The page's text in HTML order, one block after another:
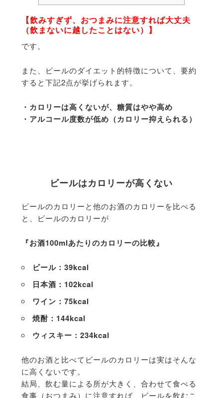
【飲みすぎず、おつまみに注意すれば大丈夫
（飲まないに越したことはない）】
です。
また、ビールのダイエット的特徴について、要約
すると下記2点が挙げられます。
・カロリーは高くないが、糖質はやや高め
・アルコール度数が低め（カロリー抑えられる）
ビールはカロリーが高くない
ビールのカロリーと他のお酒のカロリーを比べる
と、ビールのカロリーが
『お酒100mlあたりのカロリーの比較』
ビール：39kcal
日本酒：102kcal
ワイン：75kcal
焼酎：144kcal
ウィスキー：234kcal
他のお酒と比べてビールのカロリーは実はそんな
に高くないです。
結局、飲む量による所が大きく、合わせて食べる
食事（おつまみ）に注意すれば、ビールを飲むこ